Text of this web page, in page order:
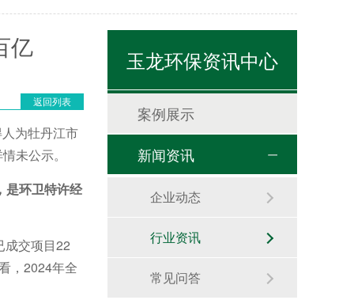
亿
返回列表
为牡丹江市
未公示。
是环卫特许经
成交项目22
，2024年全
玉龙环保资讯中心
案例展示
新闻资讯
企业动态
行业资讯
常见问答